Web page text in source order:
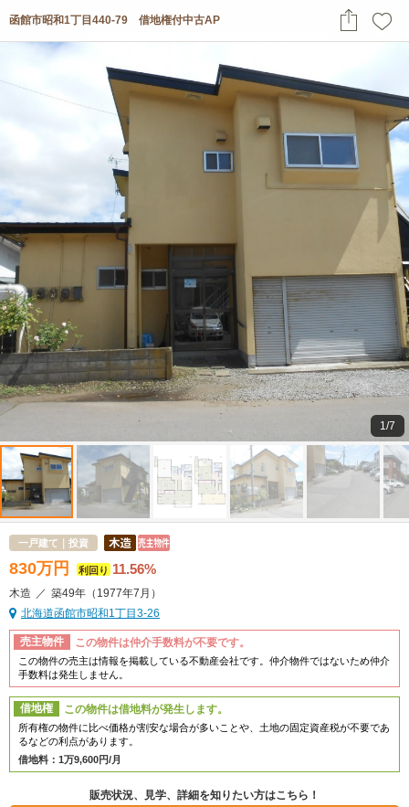
1/7
函館市昭和1丁目440-79 借地権付中古AP
一戸建て｜投資
830万 円 利回り 11.56%
木造 ／ 築49年 （1977年7月）
北海道函館市昭和1丁目3-26
売主物件 この物件は仲介手数料が不要です。
この物件の売主は情報を掲載している不動産会社です。仲介物件ではないため仲介
手数料は発生しません。
借地権 この物件は借地料が発生します。
所有権の物件に比べ価格が割安な場合が多いことや、土地の固定資産税が不要であ
るなどの利点があります。
借地料： 1万9,600円/月
販売状況、見学、詳細を知りたい方はこちら！